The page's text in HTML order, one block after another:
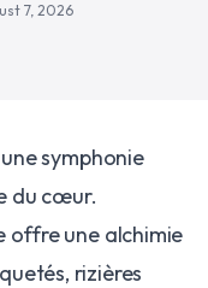
7, 2026
symphonie
du cœur.
offre une alchimie
rizières